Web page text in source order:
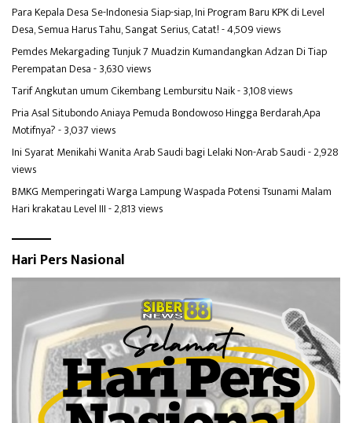
Para Kepala Desa Se-Indonesia Siap-siap, Ini Program Baru KPK di Level
Desa, Semua Harus Tahu, Sangat Serius, Catat!- 4,509 views
Pemdes Mekargading Tunjuk 7 Muadzin Kumandangkan Adzan Di Tiap
Perempatan Desa- 3,630 views
Tarif Angkutan umum Cikembang Lembursitu Naik- 3,108 views
Pria Asal Situbondo Aniaya Pemuda Bondowoso Hingga Berdarah,Apa
Motifnya?- 3,037 views
Ini Syarat Menikahi Wanita Arab Saudi bagi Lelaki Non-Arab Saudi- 2,928
views
BMKG Memperingati Warga Lampung Waspada Potensi Tsunami Malam
Hari krakatau Level III- 2,813 views
Hari Pers Nasional